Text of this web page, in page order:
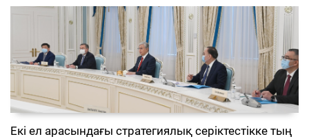
Екі ел арасындағы стратегиялық серіктестікке тың